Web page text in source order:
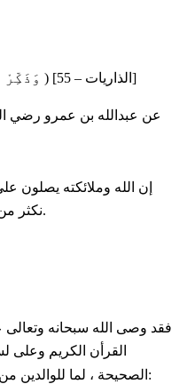
( وَذَكِّرْ فَإِنَّ ٱلذِّكْرَىٰ تَنفَعُ ٱلْمُؤْمِنِينَ ) [الذاريات – 55]
عن عبدالله بن عمرو رضي
وسلموا تسليمآ )نكثر من الصلاة على نبيناﷺ.
فقد وصى الله سبحانه وتعالى
القرأن الكريم وعلى
الصحيحة ، لما للوالدين من عظيم الفضل والإحسان على الأبناء: